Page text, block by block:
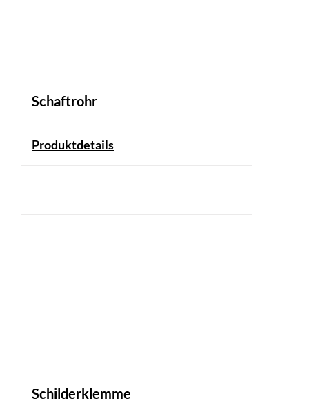
Schaftrohr
Produktdetails
Schilderklemme